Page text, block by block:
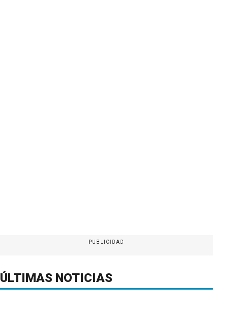
PUBLICIDAD
ÚLTIMAS NOTICIAS